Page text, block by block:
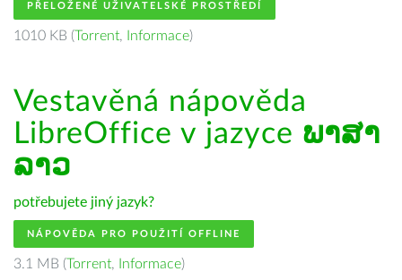
PŘELOŽENÉ UŽIVATELSKÉ PROSTŘEDÍ
1010 KB (Torrent, Informace)
Vestavěná nápověda
LibreOffice v jazyce ພາສາ
ລາວ
potřebujete jiný jazyk?
NÁPOVĚDA PRO POUŽITÍ OFFLINE
3.1 MB (Torrent, Informace)